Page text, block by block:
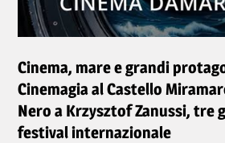
Cinema, mare e grandi
Cinemagia al Castello
Nero a Krzysztof Zanussi, tre
festival internazionale